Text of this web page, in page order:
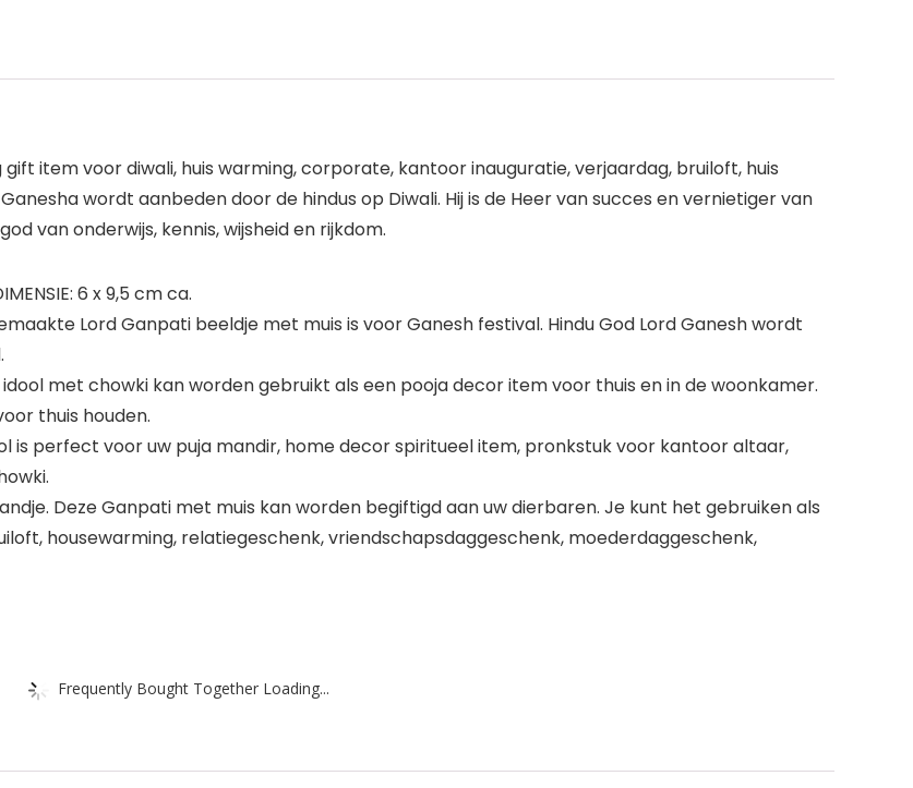
item voor diwali, huis warming, corporate, kantoor inauguratie, verjaardag, bruiloft, huis
wordt aanbeden door de hindus op Diwali. Hij is de Heer van succes en vernietiger van
van onderwijs, kennis, wijsheid en rijkdom.
6 x 9,5 cm ca.
Lord Ganpati beeldje met muis is voor Ganesh festival. Hindu God Lord Ganesh wordt
idool met chowki kan worden gebruikt als een pooja decor item voor thuis en in de woonkamer.
thuis houden.
is perfect voor uw puja mandir, home decor spiritueel item, pronkstuk voor kantoor altaar,
Deze Ganpati met muis kan worden begiftigd aan uw dierbaren. Je kunt het gebruiken als
housewarming, relatiegeschenk, vriendschapsdaggeschenk, moederdaggeschenk,
Frequently Bought Together Loading...